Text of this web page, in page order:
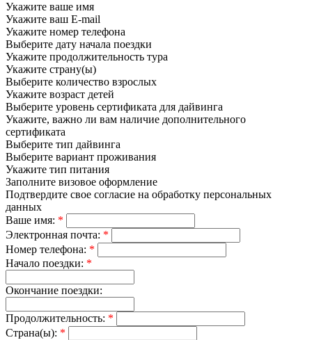
Укажите ваше имя
Укажите ваш E-mail
Укажите номер телефона
Выберите дату начала поездки
Укажите продолжительность тура
Укажите страну(ы)
Выберите количество взрослых
Укажите возраст детей
Выберите уровень сертификата для дайвинга
Укажите, важно ли вам наличие дополнительного
сертификата
Выберите тип дайвинга
Выберите вариант проживания
Укажите тип питания
Заполните визовое оформление
Подтвердите свое согласие на обработку персональных
данных
Ваше имя: *
Электронная почта: *
Номер телефона: *
Начало поездки: *
Окончание поездки:
Продолжительность: *
Страна(ы): *